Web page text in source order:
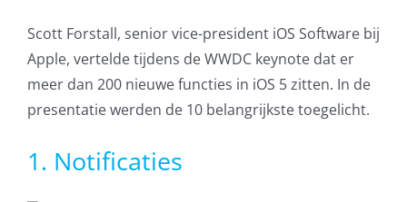
Microsoft software licenties
SLA overeenkomsten
Remote Help
Scott Forstall, senior vice-president iOS Software bij
Apple, vertelde tijdens de WWDC keynote dat er
meer dan 200 nieuwe functies in iOS 5 zitten. In de
presentatie werden de 10 belangrijkste toegelicht.
1. Notificaties